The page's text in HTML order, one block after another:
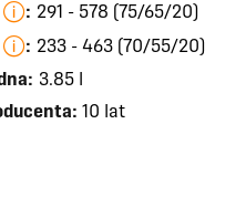
: 291 - 578 (75/65/20)
: 233 - 463 (70/55/20)
3.85 l
10 lat